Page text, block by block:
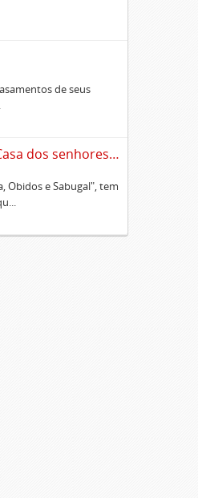
de seus
Sumário alfabético dos documentos existentes no Cartório da Ilustríssima e Excelentíssima Casa dos senhores condes de Palma, Óbidos e Sabugal
Obidos e Sabugal", tem